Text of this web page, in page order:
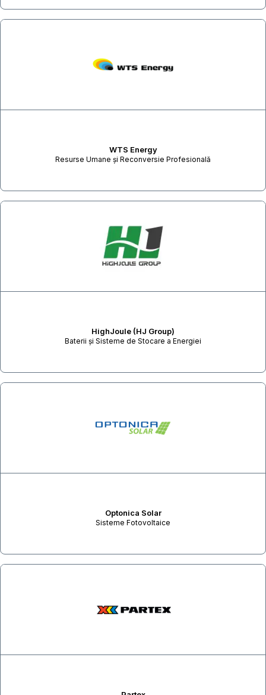
WTS Energy
Resurse Umane și Reconversie Profesională
HighJoule (HJ Group)
Baterii și Sisteme de Stocare a Energiei
Optonica Solar
Sisteme Fotovoltaice